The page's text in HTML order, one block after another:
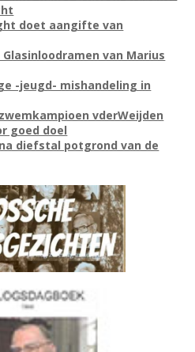
doet aangifte van
Glasinloodramen van Marius
-jeugd- mishandeling in
vderWeijden
goed doel
diefstal potgrond van de